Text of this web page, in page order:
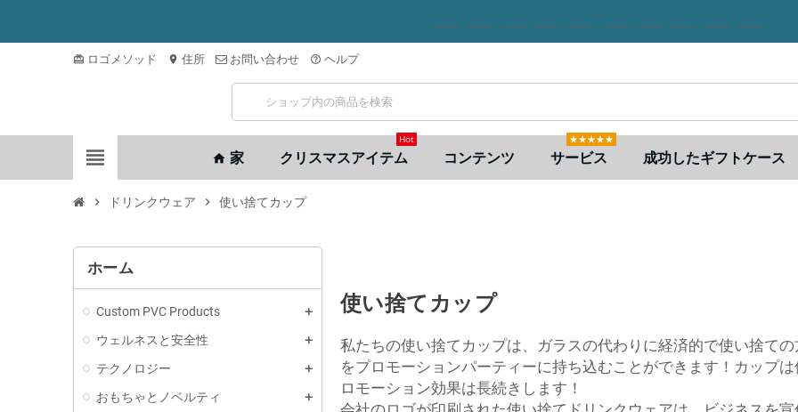
card_giftcard ロゴメソッド location_on 住所 お問い合わせ help_outline ヘルプ
view_headline home 家 クリスマスアイテム
Hot
コンテンツ サービス
★★★★★
成功したギフトケース
chevron_right ドリンクウェア chevron_right 使い捨てカップ
ホーム
Custom PVC Products
ウェルネスと安全性
テクノロジー
おもちゃとノベルティ
使い捨てカップ
私たちの使い捨てカップは、ガラスの代わりに経済的で使い捨て
をプロモーションパーティーに持ち込むことができます！カップ
ロモーション効果は長続きします！